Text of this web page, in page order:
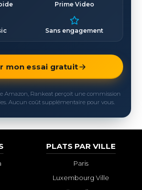
Prime Video
Sans engagement
mon essai gratuit
Amazon, Rankeat perçoit une commission
Aucun coût supplémentaire pour vous.
PLATS PAR VILLE
Paris
Luxembourg Ville